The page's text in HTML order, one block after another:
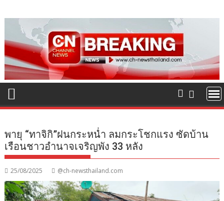
to
content
พายุ “ทาจิกิ”ฝนกระหน่ำ ลมกระโชกแรง ซัดบ้าน
เรือนชาวอำนาจเจริญพัง 33 หลัง
25/08/2025 @ch-newsthailand.com